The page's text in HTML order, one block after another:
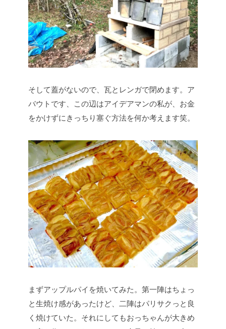
そして蓋がないので、瓦とレンガで閉めます。ア
バウトです、この辺はアイデアマンの私が、お金
をかけずにきっちり塞ぐ方法を何か考えます笑。
まずアップルパイを焼いてみた。第一陣はちょっ
と生焼け感があったけど、二陣はパリサクっと良
く焼けていた。それにしてもおっちゃんが大きめ